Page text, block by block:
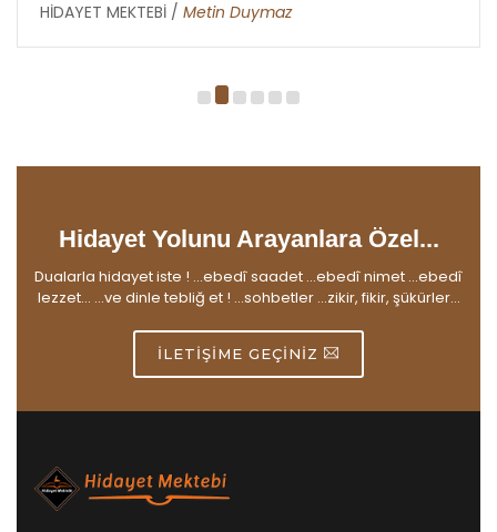
HİDAYET MEKTEBİ / Metin Duymaz
Hidayet Yolunu Arayanlara Özel...
Dualarla hidayet iste ! ...ebedî saadet ...ebedî nimet ...ebedî
lezzet... ...ve dinle tebliğ et ! ...sohbetler ...zikir, fikir, şükürler...
İLETIŞIME GEÇINIZ